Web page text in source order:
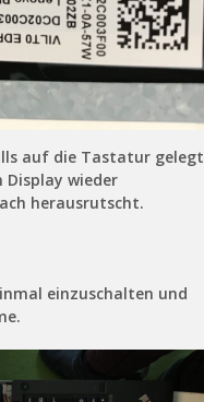
auf die Tastatur gelegt
Display wieder
herausrutscht.
einzuschalten und